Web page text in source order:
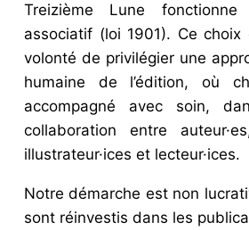
Treizième Lune fonctionne
associatif (loi 1901). Cechoix
volonté de privilégier une
humaine de l’édition,où
accompagné avec soin,
collaboration entre
illustrateur·ices et lecteur·ices.
Notredémarche est non
sont réinvestis dans les